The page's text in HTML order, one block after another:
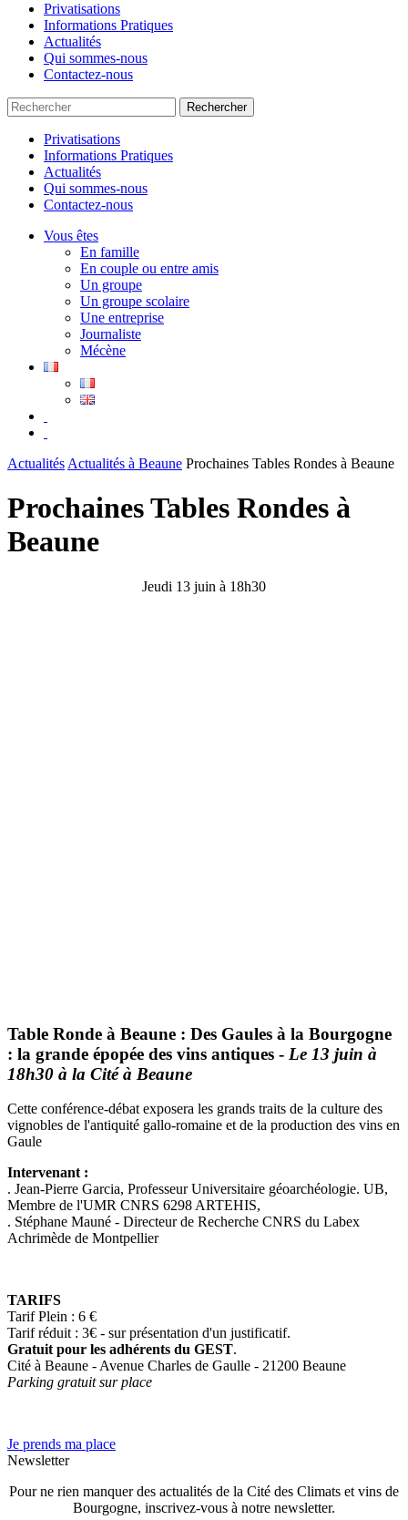
Privatisations
Informations Pratiques
Actualités
Qui sommes-nous
Contactez-nous
Rechercher
Privatisations
Informations Pratiques
Actualités
Qui sommes-nous
Contactez-nous
Vous êtes
En famille
En couple ou entre amis
Un groupe
Un groupe scolaire
Une entreprise
Journaliste
Mécène
Actualités Actualités à Beaune Prochaines Tables Rondes à Beaune
Prochaines Tables Rondes à
Beaune
Jeudi 13 juin à 18h30
Table Ronde à Beaune : Des Gaules à la Bourgogne
: la grande épopée des vins antiques - Le 13 juin à
18h30 à la Cité à Beaune
Cette conférence-débat exposera les grands traits de la culture des
vignobles de l'antiquité gallo-romaine et de la production des vins en
Gaule
Intervenant :
. Jean-Pierre Garcia, Professeur Universitaire géoarchéologie. UB,
Membre de l'UMR CNRS 6298 ARTEHIS,
. Stéphane Mauné - Directeur de Recherche CNRS du Labex
Achrimède de Montpellier
TARIFS
Tarif Plein : 6 €
Tarif réduit : 3€ - sur présentation d'un justificatif.
Gratuit pour les adhérents du GEST.
Cité à Beaune - Avenue Charles de Gaulle - 21200 Beaune
Parking gratuit sur place
Je prends ma place
Newsletter
Pour ne rien manquer des actualités de la Cité des Climats et vins de
Bourgogne, inscrivez-vous à notre newsletter.